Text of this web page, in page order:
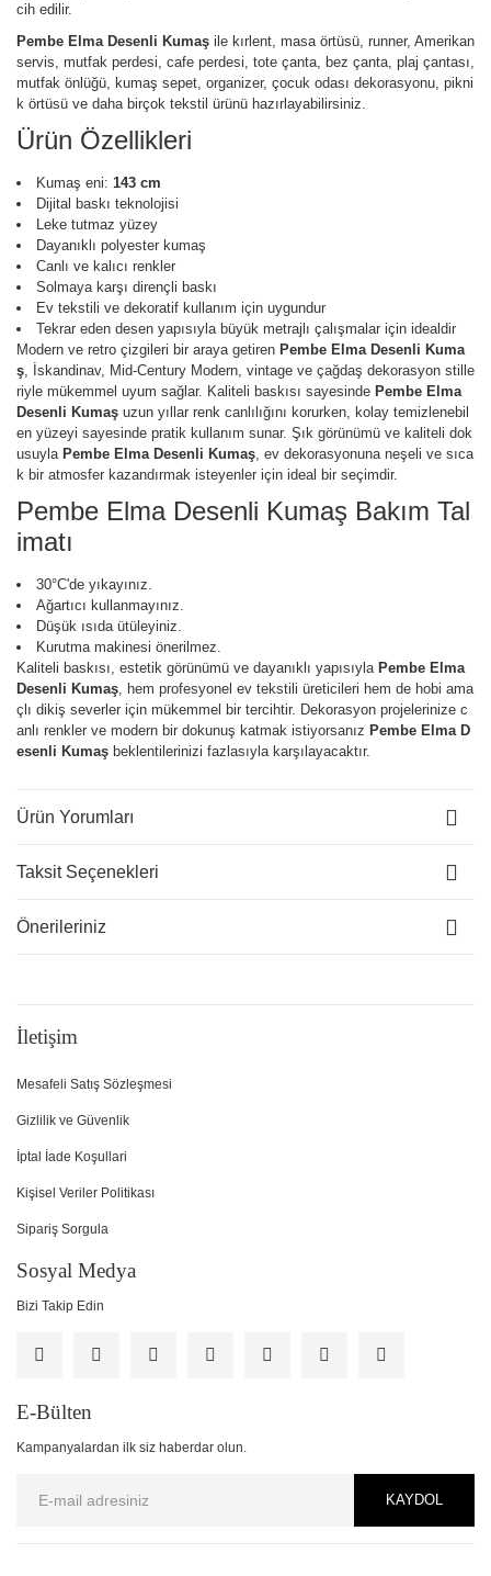
cih edilir.
Pembe Elma Desenli Kumaş ile kırlent, masa örtüsü, runner, Amerikan
servis, mutfak perdesi, cafe perdesi, tote çanta, bez çanta, plaj çantası,
mutfak önlüğü, kumaş sepet, organizer, çocuk odası dekorasyonu, pikni
k örtüsü ve daha birçok tekstil ürünü hazırlayabilirsiniz.
Ürün Özellikleri
Kumaş eni: 143 cm
Dijital baskı teknolojisi
Leke tutmaz yüzey
Dayanıklı polyester kumaş
Canlı ve kalıcı renkler
Solmaya karşı dirençli baskı
Ev tekstili ve dekoratif kullanım için uygundur
Tekrar eden desen yapısıyla büyük metrajlı çalışmalar için idealdir
Modern ve retro çizgileri bir araya getiren Pembe Elma Desenli Kuma
ş, İskandinav, Mid-Century Modern, vintage ve çağdaş dekorasyon stille
riyle mükemmel uyum sağlar. Kaliteli baskısı sayesinde Pembe Elma
Desenli Kumaş uzun yıllar renk canlılığını korurken, kolay temizlenebil
en yüzeyi sayesinde pratik kullanım sunar. Şık görünümü ve kaliteli dok
usuyla Pembe Elma Desenli Kumaş, ev dekorasyonuna neşeli ve sıca
k bir atmosfer kazandırmak isteyenler için ideal bir seçimdir.
Pembe Elma Desenli Kumaş Bakım Tal
imatı
30°C'de yıkayınız.
Ağartıcı kullanmayınız.
Düşük ısıda ütüleyiniz.
Kurutma makinesi önerilmez.
Kaliteli baskısı, estetik görünümü ve dayanıklı yapısıyla Pembe Elma
Desenli Kumaş, hem profesyonel ev tekstili üreticileri hem de hobi ama
çlı dikiş severler için mükemmel bir tercihtir. Dekorasyon projelerinize c
anlı renkler ve modern bir dokunuş katmak istiyorsanız Pembe Elma D
esenli Kumaş beklentilerinizi fazlasıyla karşılayacaktır.
Ürün Yorumları
Taksit Seçenekleri
Önerileriniz
İletişim
Mesafeli Satış Sözleşmesi
Gizlilik ve Güvenlik
İptal İade Koşullari
Kişisel Veriler Politikası
Sipariş Sorgula
Sosyal Medya
Bizi Takip Edin
E-Bülten
Kampanyalardan ilk siz haberdar olun.
KAYDOL